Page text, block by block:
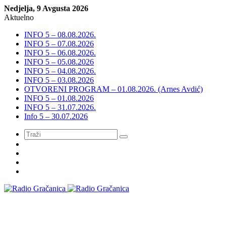
Nedjelja, 9 Avgusta 2026
Aktuelno
INFO 5 – 08.08.2026.
INFO 5 – 07.08.2026
INFO 5 – 06.08.2026.
INFO 5 – 05.08.2026
INFO 5 – 04.08.2026.
INFO 5 – 03.08.2026
OTVORENI PROGRAM – 01.08.2026. (Arnes Avdić)
INFO 5 – 01.08.2026
INFO 5 – 31.07.2026.
Info 5 – 30.07.2026
Meni